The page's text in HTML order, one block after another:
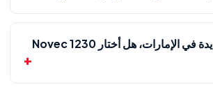
لغرفة خوادم جديدة في الإمارات، هل أختار Novec 1230